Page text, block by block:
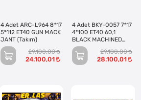
4 Adet ARC-L964 8*17
5*112 ET40 GUN MACK
JANT (Takım)
29.100,00
24.100,01
4 Adet BKY-0057 7*17
4*100 ET40 60,1
BLACK MACHINED
JANT (Takım)
29.100,00
28.100,01